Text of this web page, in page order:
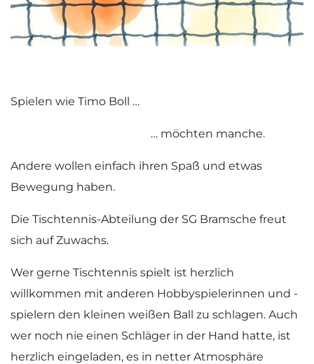
Spielen wie Timo Boll …
… möchten manche.
Andere wollen einfach ihren Spaß und etwas
Bewegung haben.
Die Tischtennis-Abteilung der SG Bramsche freut
sich auf Zuwachs.
Wer gerne Tischtennis spielt ist herzlich
willkommen mit anderen Hobbyspielerinnen und -
spielern den kleinen weißen Ball zu schlagen. Auch
wer noch nie einen Schläger in der Hand hatte, ist
herzlich eingeladen, es in netter Atmosphäre